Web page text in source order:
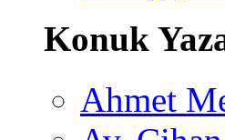
Konuk
Ahmet